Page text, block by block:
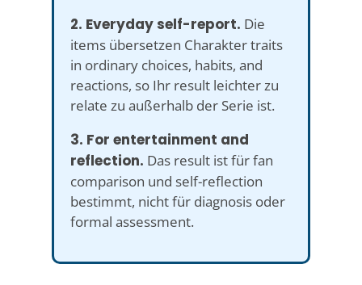
2. Everyday self-report. Die
items übersetzen Charakter traits
in ordinary choices, habits, and
reactions, so Ihr result leichter zu
relate zu außerhalb der Serie ist.
3. For entertainment and
reflection. Das result ist für fan
comparison und self-reflection
bestimmt, nicht für diagnosis oder
formal assessment.